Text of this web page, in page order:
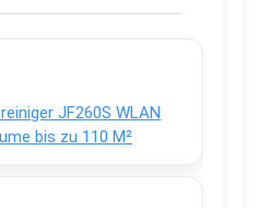
JF260S WLAN
bis zu 110 M²